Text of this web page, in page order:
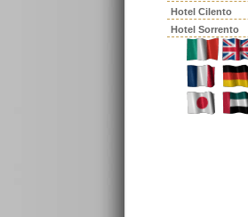
Hotel Cilento
Hotel Sorrento